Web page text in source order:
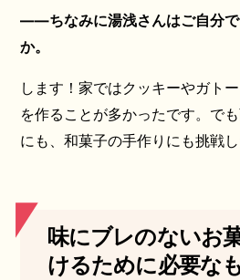
——ちなみに湯浅さんはご自分
か。
します！家ではクッキーやガト
を作ることが多かったです。で
にも、和菓子の手作りにも挑戦
味にブレのないお
けるために必要な